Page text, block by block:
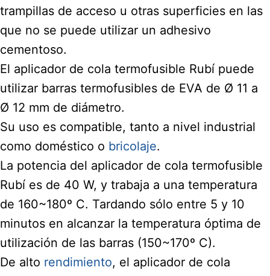
trampillas de acceso u otras superficies en las
que no se puede utilizar un adhesivo
cementoso.
El aplicador de cola termofusible Rubí puede
utilizar barras termofusibles de EVA de Ø 11 a
Ø 12 mm de diámetro.
Su uso es compatible, tanto a nivel industrial
como doméstico o bricolaje.
La potencia del aplicador de cola termofusible
Rubí es de 40 W, y trabaja a una temperatura
de 160~180º C. Tardando sólo entre 5 y 10
minutos en alcanzar la temperatura óptima de
utilización de las barras (150~170º C).
De alto rendimiento, el aplicador de cola